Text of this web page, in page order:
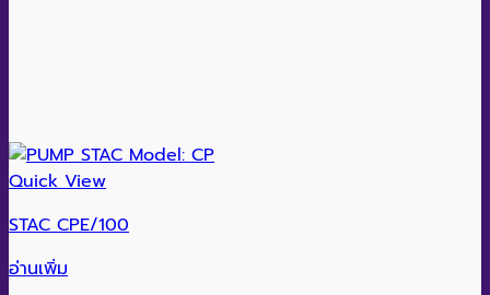
Quick View
STAC CPE/100
อ่านเพิ่ม